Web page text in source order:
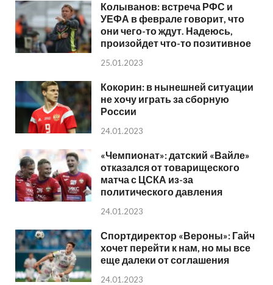
Колыванов: встреча РФС и
УЕФА в феврале говорит, что
они чего-то ждут. Надеюсь,
произойдет что-то позитивное
25.01.2023
Кокорин: в нынешней ситуации
не хочу играть за сборную
России
24.01.2023
«Чемпионат»: датский «Вайле»
отказался от товарищеского
матча с ЦСКА из-за
политического давления
24.01.2023
Спортдиректор «Вероны»: Гайч
хочет перейти к нам, но мы все
еще далеки от соглашения
24.01.2023